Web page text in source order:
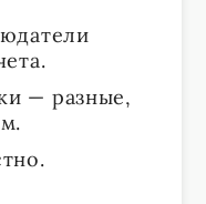
— разные,